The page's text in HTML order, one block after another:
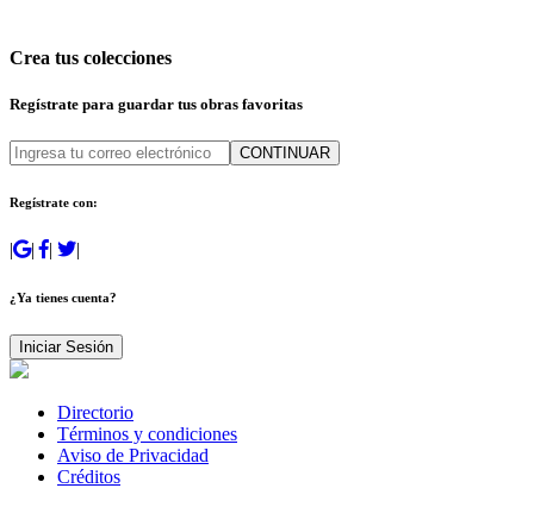
Crea tus colecciones
Regístrate para guardar tus obras favoritas
CONTINUAR
Regístrate con:
| | | |
¿Ya tienes cuenta?
Iniciar Sesión
Directorio
Términos y condiciones
Aviso de Privacidad
Créditos